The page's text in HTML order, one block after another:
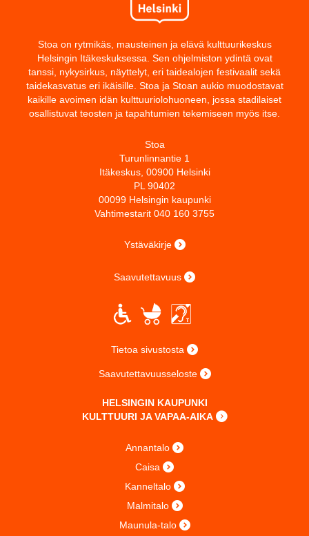
Stoa on rytmikäs, mausteinen ja elävä kulttuurikeskus
Helsingin Itäkeskuksessa. Sen ohjelmiston ydintä ovat
tanssi, nykysirkus, näyttelyt, eri taidealojen festivaalit sekä
taidekasvatus eri ikäisille. Stoa ja Stoan aukio muodostavat
kaikille avoimen idän kulttuuriolohuoneen, jossa stadilaiset
osallistuvat teosten ja tapahtumien tekemiseen myös itse.
Stoa
Turunlinnantie 1
Itäkeskus, 00900 Helsinki
PL 90402
00099 Helsingin kaupunki
Vahtimestarit 040 160 3755
Ystäväkirje
Saavutettavuus
Tietoa sivustosta
Saavutettavuusseloste
HELSINGIN KAUPUNKI
KULTTUURI JA VAPAA-AIKA
Annantalo
Caisa
Kanneltalo
Malmitalo
Maunula-talo